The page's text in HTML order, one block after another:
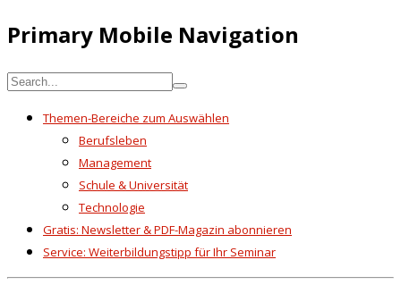
Primary Mobile Navigation
Themen-Bereiche zum Auswählen
Berufsleben
Management
Schule & Universität
Technologie
Gratis: Newsletter & PDF-Magazin abonnieren
Service: Weiterbildungstipp für Ihr Seminar